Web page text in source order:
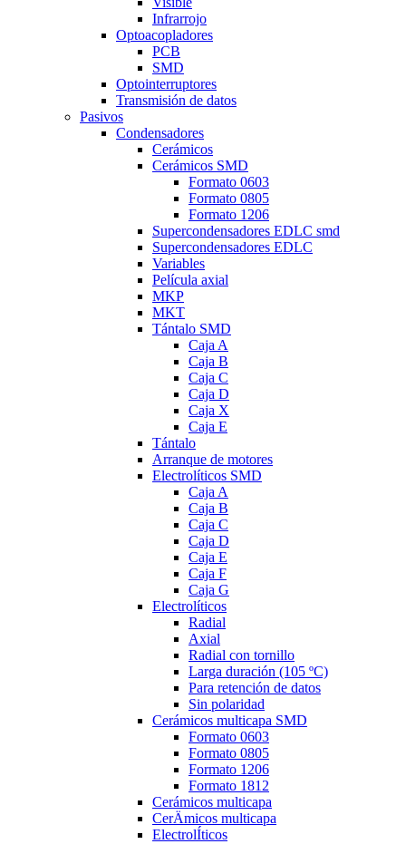
Infrarrojo
Optoacopladores
PCB
SMD
Optointerruptores
Transmisión de datos
Pasivos
Condensadores
Cerámicos
Cerámicos SMD
Formato 0603
Formato 0805
Formato 1206
Supercondensadores EDLC smd
Supercondensadores EDLC
Variables
Película axial
MKP
MKT
Tántalo SMD
Caja A
Caja B
Caja C
Caja D
Caja X
Caja E
Tántalo
Arranque de motores
Electrolíticos SMD
Caja A
Caja B
Caja C
Caja D
Caja E
Caja F
Caja G
Electrolíticos
Radial
Axial
Radial con tornillo
Larga duración (105 ºC)
Para retención de datos
Sin polaridad
Cerámicos multicapa SMD
Formato 0603
Formato 0805
Formato 1206
Formato 1812
Cerámicos multicapa
CerÄmicos multicapa
ElectrolÍticos